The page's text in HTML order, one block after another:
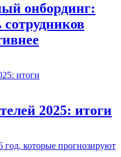
онбординг:
сотрудников
2025: итоги